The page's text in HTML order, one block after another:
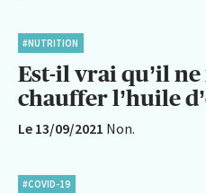
#NUTRITION
Est-il vrai qu’il
chauffer l’huile
Le 13/09/2021 Non.
#COVID-19